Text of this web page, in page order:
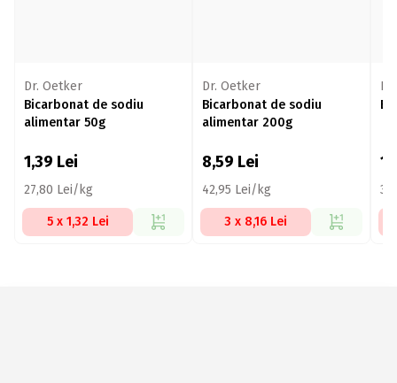
Dr. Oetker
Bicarbonat de sodiu
alimentar 50g
1,39 Lei
27,80 Lei/kg
5 x 1,32 Lei
Dr. Oetker
Bicarbonat de sodiu
alimentar 200g
8,59 Lei
42,95 Lei/kg
3 x 8,16 Lei